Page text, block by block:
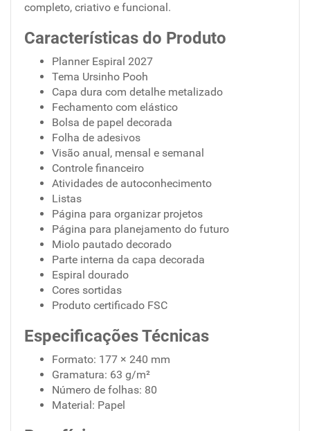
completo, criativo e funcional.
Características do Produto
Planner Espiral 2027
Tema Ursinho Pooh
Capa dura com detalhe metalizado
Fechamento com elástico
Bolsa de papel decorada
Folha de adesivos
Visão anual, mensal e semanal
Controle financeiro
Atividades de autoconhecimento
Listas
Página para organizar projetos
Página para planejamento do futuro
Miolo pautado decorado
Parte interna da capa decorada
Espiral dourado
Cores sortidas
Produto certificado FSC
Especificações Técnicas
Formato: 177 × 240 mm
Gramatura: 63 g/m²
Número de folhas: 80
Material: Papel